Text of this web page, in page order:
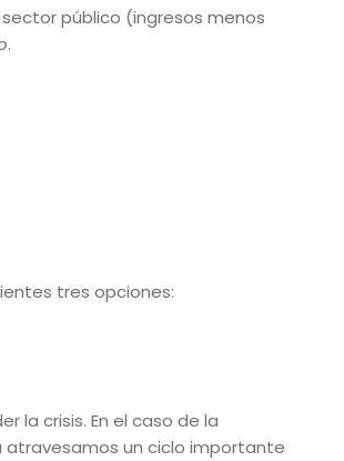
público (ingresos menos
.
tres opciones:
la crisis. En el caso de la
atravesamos un ciclo importante